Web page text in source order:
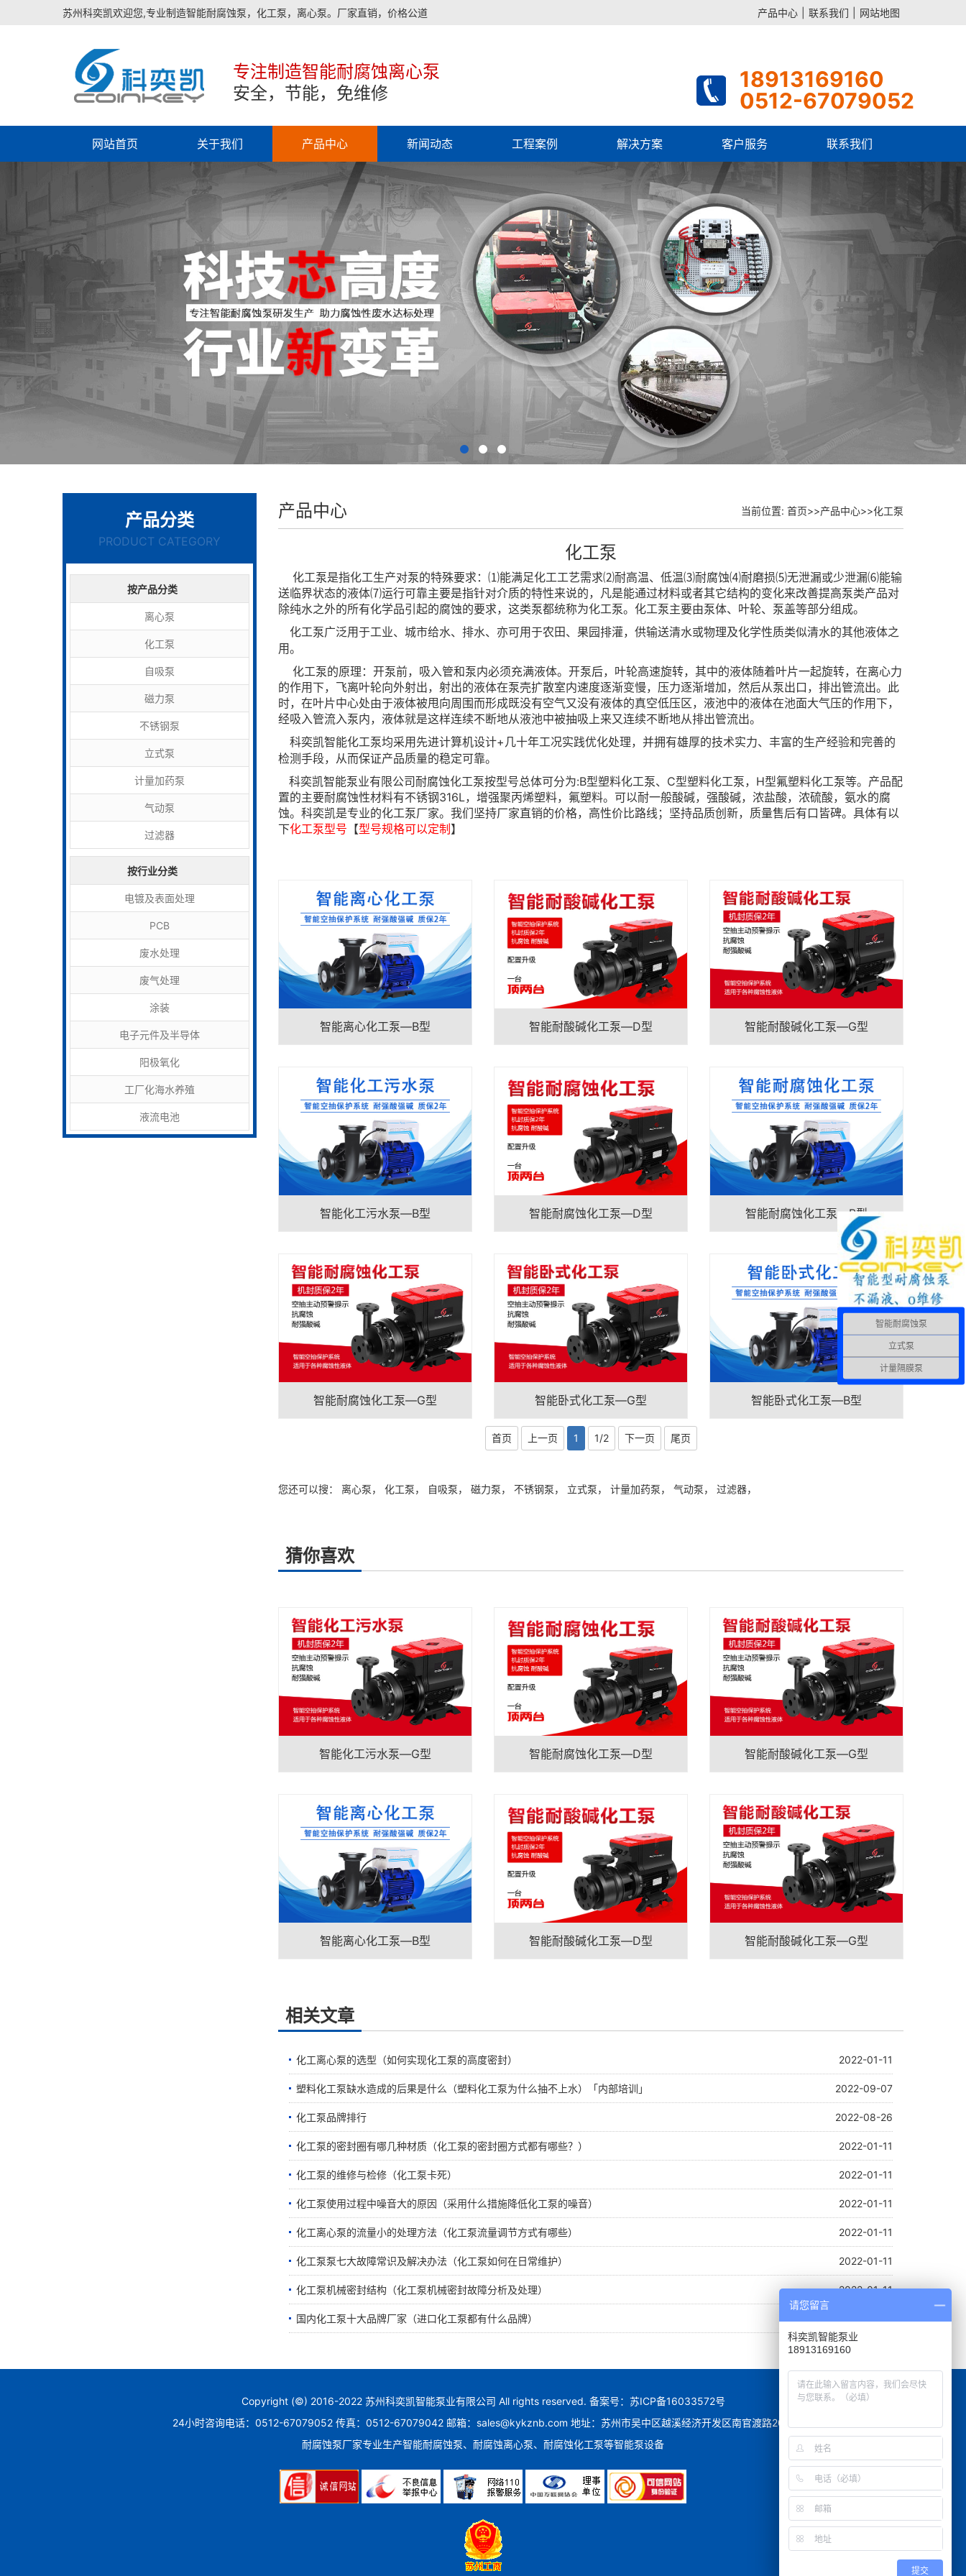
苏州科奕凯欢迎您,专业制造智能耐腐蚀泵，化工泵，离心泵。厂家直销，价格公道 产品中心 联系我们 网站地图
专注制造智能耐腐蚀离心泵
安全，节能，免维修
18913169160
0512-67079052
网站首页 关于我们 产品中心 新闻动态 工程案例 解决方案 客户服务 联系我们
产品分类
PRODUCT CATEGORY
按产品分类
离心泵
化工泵
自吸泵
磁力泵
不锈钢泵
立式泵
计量加药泵
气动泵
过滤器
按行业分类
电镀及表面处理
PCB
废水处理
废气处理
涂装
电子元件及半导体
阳极氧化
工厂化海水养殖
液流电池
产品中心 当前位置: 首页>>产品中心>>化工泵
化工泵
化工泵是指化工生产对泵的特殊要求：⑴能满足化工工艺需求⑵耐高温、低温⑶耐腐蚀⑷耐磨损⑸无泄漏或少泄漏⑹能输
送临界状态的液体⑺运行可靠主要是指针对介质的特性来说的，凡是能通过材料或者其它结构的变化来改善提高泵类产品对
除纯水之外的所有化学品引起的腐蚀的要求，这类泵都统称为化工泵。化工泵主要由泵体、叶轮、泵盖等部分组成。
化工泵广泛用于工业、城市给水、排水、亦可用于农田、果园排灌，供输送清水或物理及化学性质类似清水的其他液体之
用。
化工泵的原理：开泵前，吸入管和泵内必须充满液体。开泵后，叶轮高速旋转，其中的液体随着叶片一起旋转，在离心力
的作用下，飞离叶轮向外射出，射出的液体在泵壳扩散室内速度逐渐变慢，压力逐渐增加，然后从泵出口，排出管流出。此
时，在叶片中心处由于液体被甩向周围而形成既没有空气又没有液体的真空低压区，液池中的液体在池面大气压的作用下，
经吸入管流入泵内，液体就是这样连续不断地从液池中被抽吸上来又连续不断地从排出管流出。
科奕凯智能化工泵均采用先进计算机设计+几十年工况实践优化处理，并拥有雄厚的技术实力、丰富的生产经验和完善的
检测手段，从而保证产品质量的稳定可靠。
科奕凯智能泵业有限公司耐腐蚀化工泵按型号总体可分为:B型塑料化工泵、C型塑料化工泵，H型氟塑料化工泵等。产品配
置的主要耐腐蚀性材料有不锈钢316L，增强聚丙烯塑料，氟塑料。可以耐一般酸碱，强酸碱，浓盐酸，浓硫酸，氨水的腐
蚀。科奕凯是专业的化工泵厂家。我们坚持厂家直销的价格，高性价比路线；坚持品质创新，质量售后有口皆碑。具体有以
下化工泵型号 【型号规格可以定制】
智能离心化工泵—B型 智能耐酸碱化工泵—D型 智能耐酸碱化工泵—G型
智能化工污水泵—B型 智能耐腐蚀化工泵—D型 智能耐腐蚀化工泵—B型
智能耐腐蚀化工泵—G型 智能卧式化工泵—G型 智能卧式化工泵—B型
首页 上一页 1 1/2 下一页 尾页
您还可以搜： 离心泵， 化工泵， 自吸泵， 磁力泵， 不锈钢泵， 立式泵， 计量加药泵， 气动泵， 过滤器，
猜你喜欢
智能化工污水泵—G型 智能耐腐蚀化工泵—D型 智能耐酸碱化工泵—G型
智能离心化工泵—B型 智能耐酸碱化工泵—D型 智能耐酸碱化工泵—G型
相关文章
化工离心泵的选型（如何实现化工泵的高度密封） 2022-01-11
塑料化工泵缺水造成的后果是什么（塑料化工泵为什么抽不上水）「内部培训」 2022-09-07
化工泵品牌排行 2022-08-26
化工泵的密封圈有哪几种材质（化工泵的密封圈方式都有哪些？） 2022-01-11
化工泵的维修与检修（化工泵卡死） 2022-01-11
化工泵使用过程中噪音大的原因（采用什么措施降低化工泵的噪音） 2022-01-11
化工离心泵的流量小的处理方法（化工泵流量调节方式有哪些） 2022-01-11
化工泵泵七大故障常识及解决办法（化工泵如何在日常维护） 2022-01-11
化工泵机械密封结构（化工泵机械密封故障分析及处理） 2022-01-11
国内化工泵十大品牌厂家（进口化工泵都有什么品牌）
Copyright (©) 2016-2022 苏州科奕凯智能泵业有限公司 All rights reserved. 备案号： 苏ICP备16033572号
24小时咨询电话：0512-67079052 传真：0512-67079042 邮箱：sales@kykznb.com 地址：苏州市吴中区越溪经济开发区南官渡路20号
耐腐蚀泵厂家专业生产智能耐腐蚀泵、耐腐蚀离心泵、耐腐蚀化工泵等智能泵设备
智能耐腐蚀泵
立式泵
计量隔膜泵
请您留言
科奕凯智能泵业
18913169160
提交